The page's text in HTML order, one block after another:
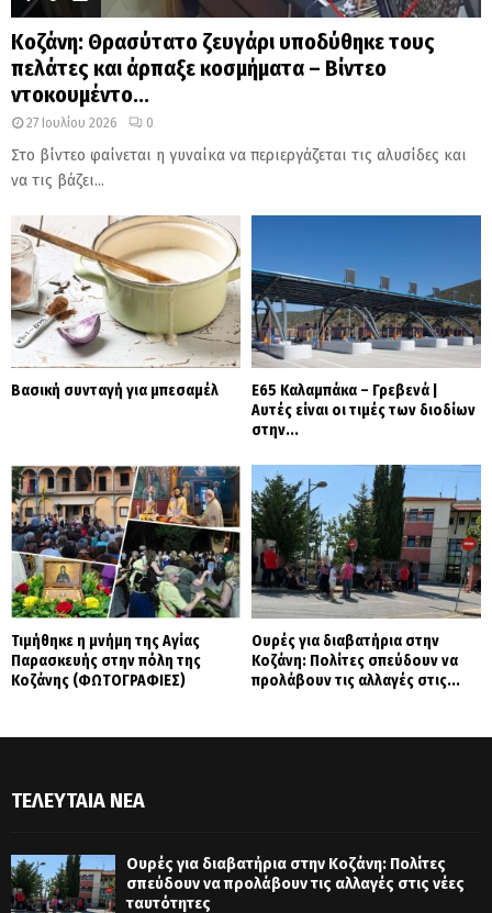
Κοζάνη: Θρασύτατο ζευγάρι υποδύθηκε τους
πελάτες και άρπαξε κοσμήματα – Βίντεο
ντοκουμέντο...
27 Ιουλίου 2026 0
Στο βίντεο φαίνεται η γυναίκα να περιεργάζεται τις αλυσίδες και
να τις βάζει...
Βασική συνταγή για μπεσαμέλ
Ε65 Καλαμπάκα – Γρεβενά |
Αυτές είναι οι τιμές των διοδίων
στην...
Τιμήθηκε η μνήμη της Αγίας
Παρασκευής στην πόλη της
Κοζάνης (ΦΩΤΟΓΡΑΦΙΕΣ)
Ουρές για διαβατήρια στην
Κοζάνη: Πολίτες σπεύδουν να
προλάβουν τις αλλαγές στις...
ΤΕΛΕΥΤΑΊΑ ΝΈΑ
Ουρές για διαβατήρια στην Κοζάνη: Πολίτες
σπεύδουν να προλάβουν τις αλλαγές στις νέες
ταυτότητες